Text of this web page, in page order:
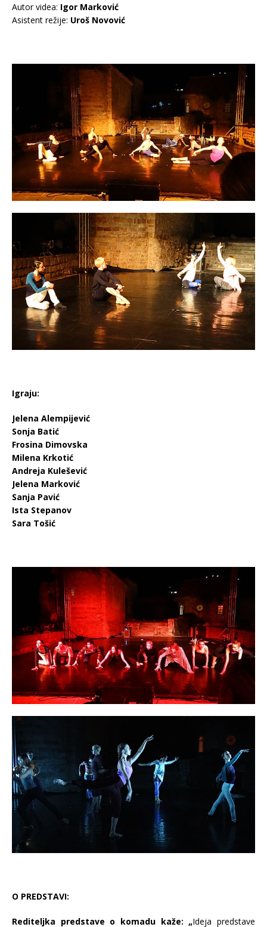
Autor videa: Igor Marković
Asistent režije: Uroš Novović
Igraju:
Jelena Alempijević
Sonja Batić
Frosina Dimovska
Milena Krkotić
Andreja Kulešević
Jelena Marković
Sanja Pavić
Ista Stepanov
Sara Tošić
O PREDSTAVI:
Rediteljka predstave o komadu kaže: „Ideja predstave